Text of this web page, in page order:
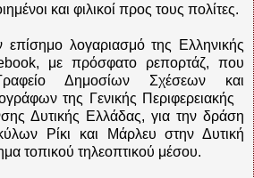
και φιλικοί προς τους πολίτες.
επίσημο λογαριασμό της Ελληνικής
με πρόσφατο ρεπορτάζ, που
Δημοσίων Σχέσεων και
της Γενικής Περιφερειακής
Δυτικής Ελλάδας, για την δράση
Ρίκι και Μάρλευ στην Δυτική
τοπικού τηλεοπτικού μέσου.